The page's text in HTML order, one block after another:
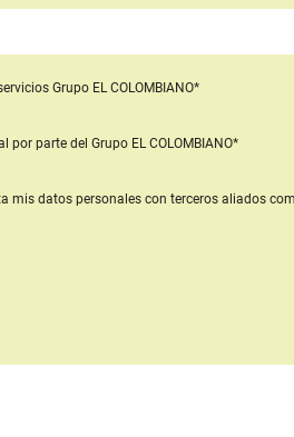
Grupo EL COLOMBIANO*
por parte del Grupo EL COLOMBIANO*
mis datos personales con terceros aliados